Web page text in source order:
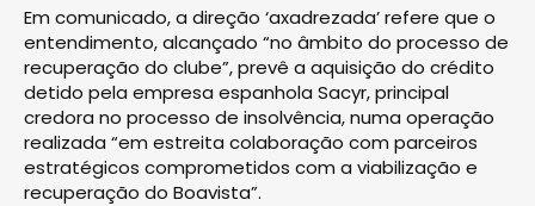
Em comunicado, a direção ‘axadrezada’ refere que o
entendimento, alcançado “no âmbito do processo de
recuperação do clube”, prevê a aquisição do crédito
detido pela empresa espanhola Sacyr, principal
credora no processo de insolvência, numa operação
realizada “em estreita colaboração com parceiros
estratégicos comprometidos com a viabilização e
recuperação do Boavista”.